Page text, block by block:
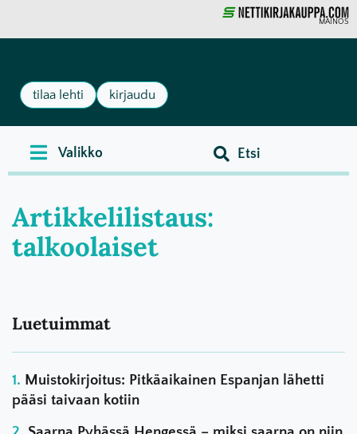
MAINOS
tilaa lehti kirjaudu
Artikkelilistaus:
talkoolaiset
Luetuimmat
Muistokirjoitus: Pitkäaikainen Espanjan lähetti
pääsi taivaan kotiin